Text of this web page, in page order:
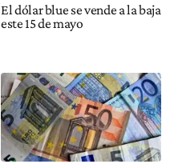
El dólar blue se vende a la baja
este 15 de mayo